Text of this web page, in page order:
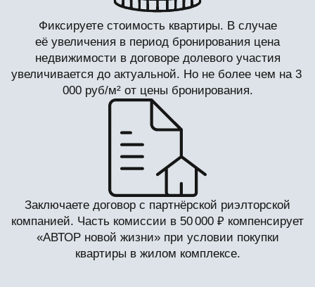
«Специализированный Застройщик «ИнвестСтрой».
наш.дом.рф.
Застройщик оставляет за собой право досрочного
прекращения или изменения условий акции, а также
внепланового изменения стоимости. Количество
предложений ограничено. Не оферта.
*Обязательным условием является предоставление
договора оказания риэлторских услуг.
В АКЦИИ УЧАСТВУЮТ